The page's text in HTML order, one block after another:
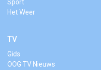
Sport
Het Weer
TV
Gids
OOG TV Nieuws